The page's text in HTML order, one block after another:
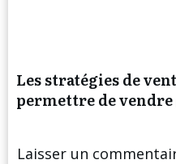
Les stratégies de
permettre de
Laisser un